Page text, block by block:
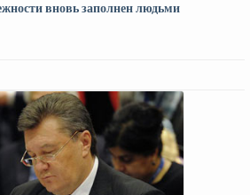
вновь заполнен людьми